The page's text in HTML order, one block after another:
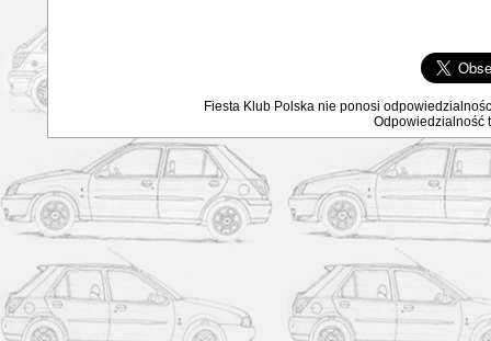
Fiesta Klub Polska nie ponosi
Odpowiedzialność